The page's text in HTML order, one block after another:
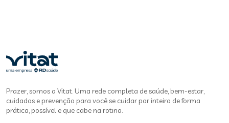
Prazer, somos a Vitat. Uma rede completa de saúde, bem-estar,
cuidados e prevenção para você se cuidar por inteiro de forma
prática, possível e que cabe na rotina.